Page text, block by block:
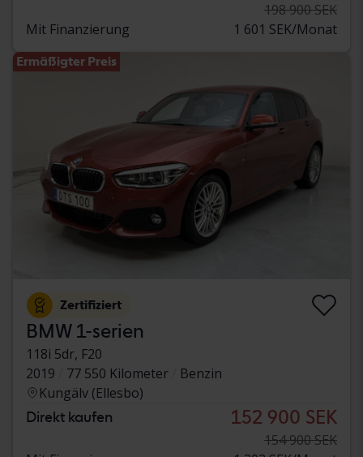
198 900 SEK
Mit Finanzierung
1 601 SEK/Monat
Ermäßigter Preis
Zertifiziert
BMW 1-serien
118i 5dr, F20
2019
77 550 Kilometer
Benzin
Kungälv (Ellesbo)
Direkt kaufen 152 900 SEK
154 900 SEK